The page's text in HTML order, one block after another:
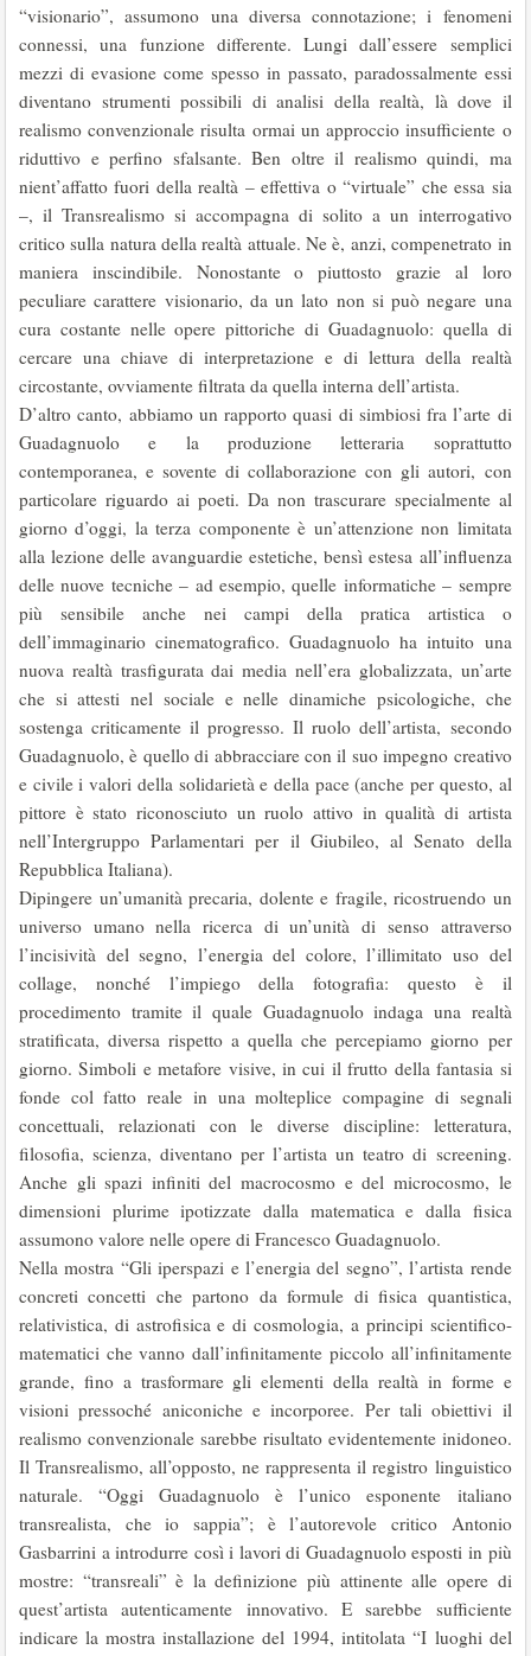
“visionario”, assumono una diversa connotazione; i fenomeni
connessi, una funzione differente. Lungi dall’essere semplici
mezzi di evasione come spesso in passato, paradossalmente essi
diventano strumenti possibili di analisi della realtà, là dove il
realismo convenzionale risulta ormai un approccio insufficiente o
riduttivo e perfino sfalsante. Ben oltre il realismo quindi, ma
nient’affatto fuori della realtà – effettiva o “virtuale” che essa sia
–, il Transrealismo si accompagna di solito a un interrogativo
critico sulla natura della realtà attuale. Ne è, anzi, compenetrato in
maniera inscindibile. Nonostante o piuttosto grazie al loro
peculiare carattere visionario, da un lato non si può negare una
cura costante nelle opere pittoriche di Guadagnuolo: quella di
cercare una chiave di interpretazione e di lettura della realtà
circostante, ovviamente filtrata da quella interna dell’artista.
D’altro canto, abbiamo un rapporto quasi di simbiosi fra l’arte di
Guadagnuolo e la produzione letteraria soprattutto
contemporanea, e sovente di collaborazione con gli autori, con
particolare riguardo ai poeti. Da non trascurare specialmente al
giorno d’oggi, la terza componente è un’attenzione non limitata
alla lezione delle avanguardie estetiche, bensì estesa all’influenza
delle nuove tecniche – ad esempio, quelle informatiche – sempre
più sensibile anche nei campi della pratica artistica o
dell’immaginario cinematografico. Guadagnuolo ha intuito una
nuova realtà trasfigurata dai media nell’era globalizzata, un’arte
che si attesti nel sociale e nelle dinamiche psicologiche, che
sostenga criticamente il progresso. Il ruolo dell’artista, secondo
Guadagnuolo, è quello di abbracciare con il suo impegno creativo
e civile i valori della solidarietà e della pace (anche per questo, al
pittore è stato riconosciuto un ruolo attivo in qualità di artista
nell’Intergruppo Parlamentari per il Giubileo, al Senato della
Repubblica Italiana).
Dipingere un’umanità precaria, dolente e fragile, ricostruendo un
universo umano nella ricerca di un’unità di senso attraverso
l’incisività del segno, l’energia del colore, l’illimitato uso del
collage, nonché l’impiego della fotografia: questo è il
procedimento tramite il quale Guadagnuolo indaga una realtà
stratificata, diversa rispetto a quella che percepiamo giorno per
giorno. Simboli e metafore visive, in cui il frutto della fantasia si
fonde col fatto reale in una molteplice compagine di segnali
concettuali, relazionati con le diverse discipline: letteratura,
filosofia, scienza, diventano per l’artista un teatro di screening.
Anche gli spazi infiniti del macrocosmo e del microcosmo, le
dimensioni plurime ipotizzate dalla matematica e dalla fisica
assumono valore nelle opere di Francesco Guadagnuolo.
Nella mostra “Gli iperspazi e l’energia del segno”, l’artista rende
concreti concetti che partono da formule di fisica quantistica,
relativistica, di astrofisica e di cosmologia, a principi scientifico-
matematici che vanno dall’infinitamente piccolo all’infinitamente
grande, fino a trasformare gli elementi della realtà in forme e
visioni pressoché aniconiche e incorporee. Per tali obiettivi il
realismo convenzionale sarebbe risultato evidentemente inidoneo.
Il Transrealismo, all’opposto, ne rappresenta il registro linguistico
naturale. “Oggi Guadagnuolo è l’unico esponente italiano
transrealista, che io sappia”; è l’autorevole critico Antonio
Gasbarrini a introdurre così i lavori di Guadagnuolo esposti in più
mostre: “transreali” è la definizione più attinente alle opere di
quest’artista autenticamente innovativo. E sarebbe sufficiente
indicare la mostra installazione del 1994, intitolata “I luoghi del